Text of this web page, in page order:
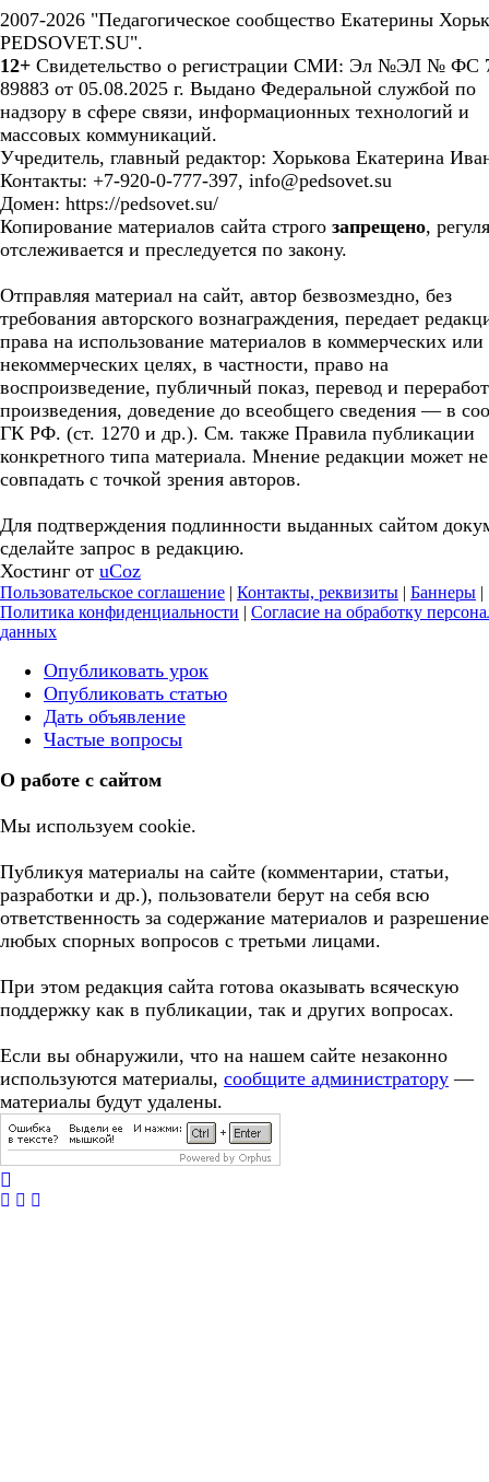
2007-2026 "Педагогическое сообщество Екатерины
PEDSOVET.SU".
12+ Свидетельство о регистрации СМИ: Эл №ЭЛ № ФС
89883 от 05.08.2025 г. Выдано Федеральной службой по
надзору в сфере связи, информационных технологий и
массовых коммуникаций.
Учредитель, главный редактор: Хорькова Екатерина
Контакты: +7-920-0-777-397, info@pedsovet.su
Домен: https://pedsovet.su/
Копирование материалов сайта строго запрещено,
отслеживается и преследуется по закону.
Отправляя материал на сайт, автор безвозмездно, без
требования авторского вознаграждения, передает
права на использование материалов в коммерческих или
некоммерческих целях, в частности, право на
воспроизведение, публичный показ, перевод и
произведения, доведение до всеобщего сведения — в
ГК РФ. (ст. 1270 и др.). См. также Правила публикации
конкретного типа материала. Мнение редакции может не
совпадать с точкой зрения авторов.
Для подтверждения подлинности выданных сайтом
сделайте запрос в редакцию.
Хостинг от uCoz
Пользовательское соглашение | Контакты, реквизиты | Баннеры |
Политика конфиденциальности | Согласие на обработку
данных
Опубликовать урок
Опубликовать статью
Дать объявление
Частые вопросы
О работе с сайтом
Мы используем cookie.
Публикуя материалы на сайте (комментарии, статьи,
разработки и др.), пользователи берут на себя всю
ответственность за содержание материалов и разрешение
любых спорных вопросов с третьми лицами.
При этом редакция сайта готова оказывать всяческую
поддержку как в публикации, так и других вопросах.
Если вы обнаружили, что на нашем сайте незаконно
используются материалы, сообщите администратору —
материалы будут удалены.